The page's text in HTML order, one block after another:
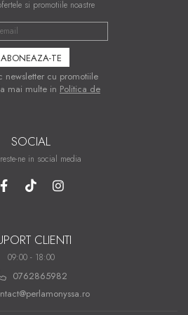
si promotiile noastre
newsletter cu promotiile
mai multe in Politica de
SOCIAL
ne in social media
CLIENTI
09:00 - 18:00
0762865982